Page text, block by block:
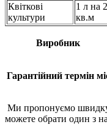
Квіткові
культури
1 л на 2
кв.м
Виробник
Гарантійний термін
Ми пропонуємо швидку
можете обрати один з